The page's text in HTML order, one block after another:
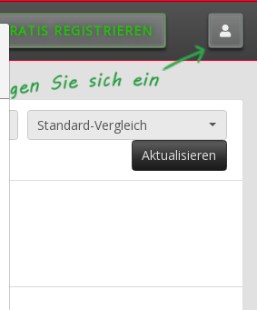
GRATIS REGISTRIEREN
Standard-Vergleich
Aktualisieren